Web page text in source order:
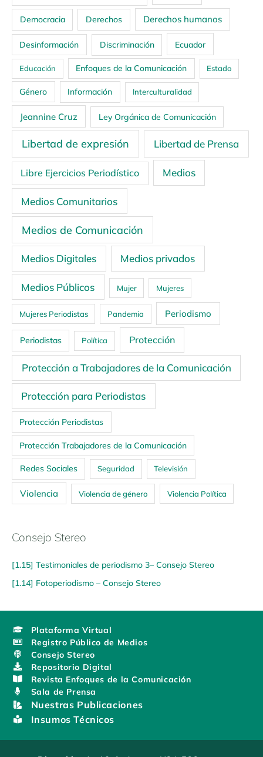
Democracia Derechos Derechos humanos
Desinformación Discriminación Ecuador
Educación Enfoques de la Comunicación Estado
Género Información Interculturalidad
Jeannine Cruz Ley Orgánica de Comunicación
Libertad de expresión Libertad de Prensa
Libre Ejercicios Periodístico Medios
Medios Comunitarios
Medios de Comunicación
Medios Digitales Medios privados
Medios Públicos Mujer Mujeres
Mujeres Periodistas Pandemia Periodismo
Periodistas Política Protección
Protección a Trabajadores de la Comunicación
Protección para Periodistas
Protección Periodistas
Protección Trabajadores de la Comunicación
Redes Sociales Seguridad Televisión
Violencia Violencia de género Violencia Política
Consejo Stereo
[1.15] Testimoniales de periodismo 3– Consejo Stereo
[1.14] Fotoperiodismo – Consejo Stereo
Plataforma Virtual
Registro Público de Medios
Consejo Stereo
Repositorio Digital
Revista Enfoques de la Comunicación
Sala de Prensa
Nuestras Publicaciones
Insumos Técnicos